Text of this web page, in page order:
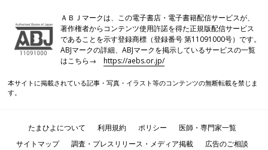
ＡＢＪマークは、この電子書店・電子書籍配信サービスが、
著作権者からコンテンツ使用許諾を得た正規版配信サービス
であることを示す登録商標（登録番号 第11091000号）です。
ABJマークの詳細、ABJマークを掲示しているサービスの一覧
はこちら→https://aebs.or.jp/
本サイトに掲載されている記事・写真・イラスト等のコンテンツの無断転載を禁じま
す。
たまひよについて 利用規約 ポリシー
医師・専門家一覧
サイトマップ
調査・プレスリリース・メディア掲載 広告のご相談